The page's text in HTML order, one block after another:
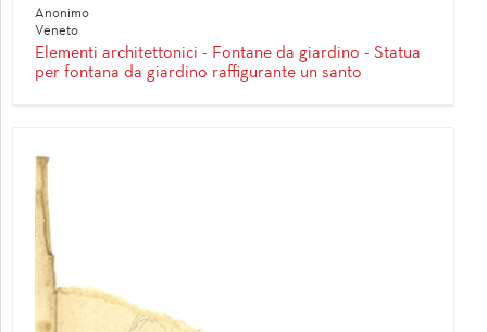
Anonimo
Veneto
Elementi architettonici - Fontane da giardino - Statua
per fontana da giardino raffigurante un santo